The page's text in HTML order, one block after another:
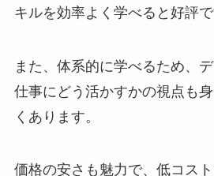
キルを効率よく学べると好評で
また、体系的に学べるため、
仕事にどう活かすかの視点も
くあります。
価格の安さも魅力で、低コス